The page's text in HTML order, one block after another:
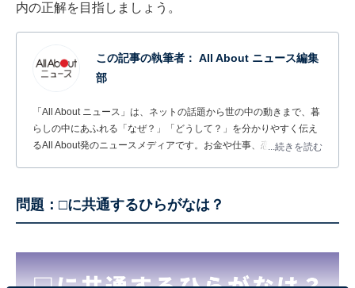
内の正解を目指しましょう。
この記事の執筆者： All About ニュース編集
部
「All About ニュース」は、ネットの話題から世の中の動きまで、暮
らしの中にあふれる「なぜ？」「どうして？」を分かりやすく伝え
るAll About発のニュースメディアです。お金や仕事、恋愛、ITに関
...続きを読む
問題：□に共通するひらがなは？